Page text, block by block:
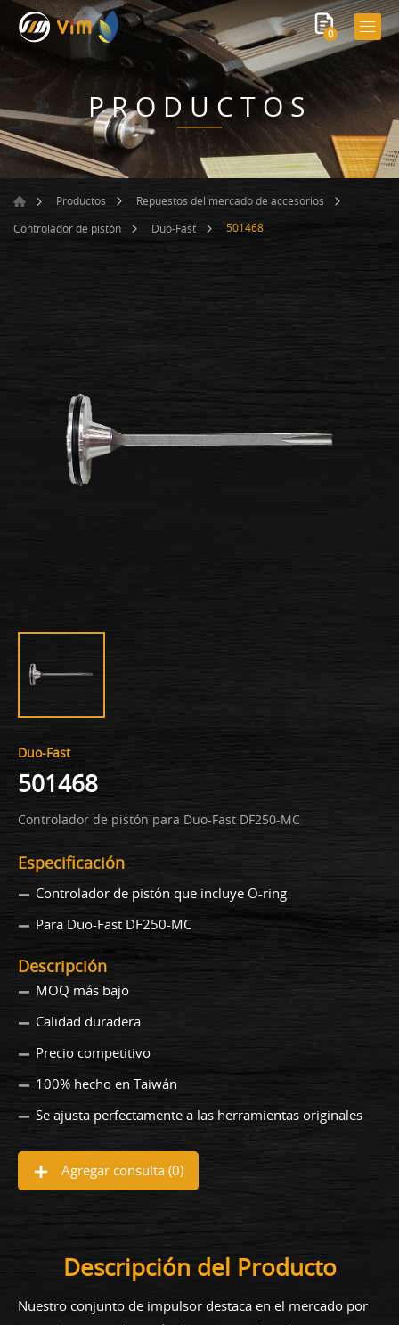
0
PRODUCTOS
Productos
Repuestos del mercado de accesorios
Controlador de pistón
Duo-Fast 501468
Duo-Fast
501468
Controlador de pistón para Duo-Fast DF250-MC
Especificación
Controlador de pistón que incluye O-ring
Para Duo-Fast DF250-MC
Descripción
MOQ más bajo
Calidad duradera
Precio competitivo
100% hecho en Taiwán
Se ajusta perfectamente a las herramientas originales
Agregar consulta (0)
Descripción del Producto
Nuestro conjunto de impulsor destaca en el mercado por